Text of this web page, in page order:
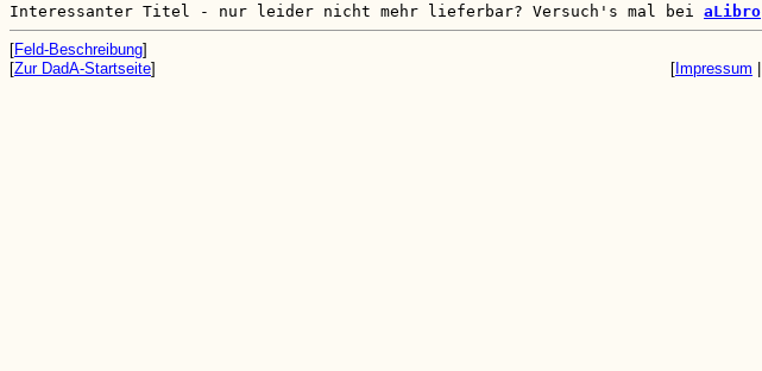
Interessanter Titel - nur leider nicht mehr lieferbar? Versuch's mal bei aLibro
[Feld-Beschreibung]
[Zur DadA-Startseite] [ Impressum